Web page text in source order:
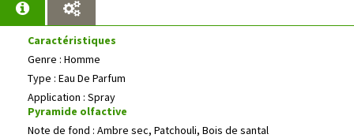
Caractéristiques
Genre : Homme
Type : Eau De Parfum
Application : Spray
Pyramide olfactive
Note de fond : Ambre sec, Patchouli, Bois de santal